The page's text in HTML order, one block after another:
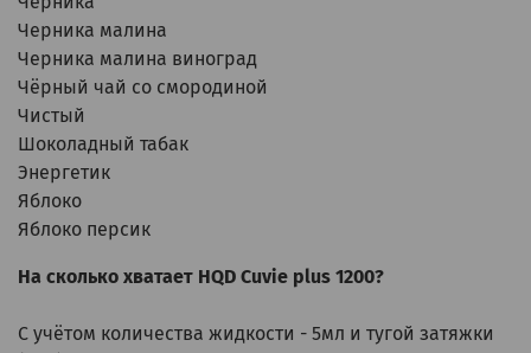
Черника малина
Черника малина виноград
Чёрный чай со смородиной
Чистый
Шоколадный табак
Энергетик
Яблоко
Яблоко персик
На сколько хватает HQD Cuvie plus 1200?
С учётом количества жидкости - 5мл и тугой затяжки